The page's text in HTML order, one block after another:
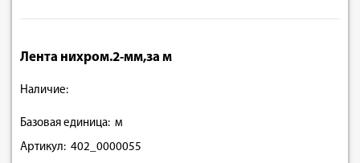
Лента нихром.2-мм,за м
Наличие:
Базовая единица: м
Артикул: 402_0000055